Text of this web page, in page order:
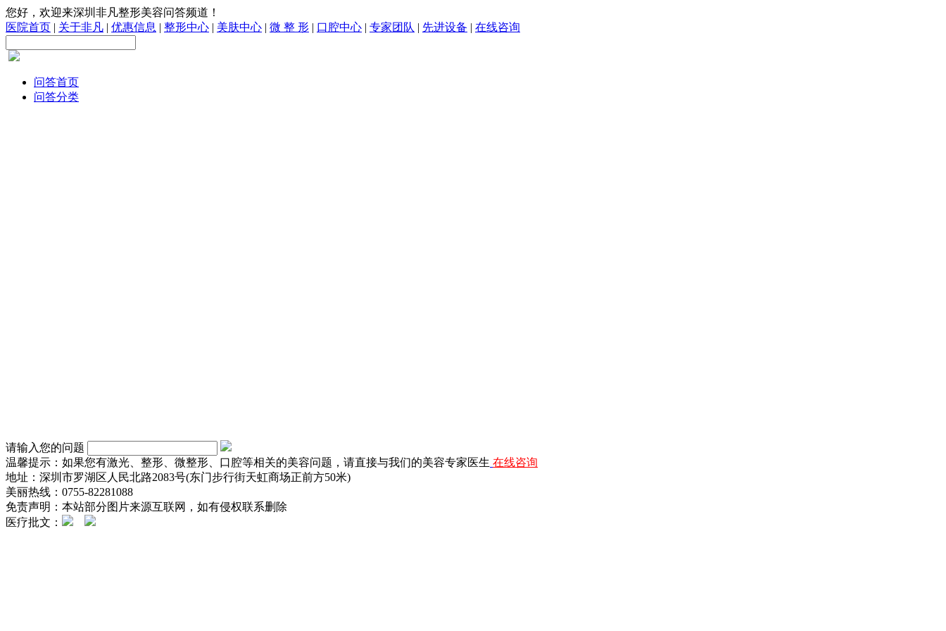
您好，欢迎来深圳非凡整形美容问答频道！
医院首页 | 关于非凡 | 优惠信息 | 整形中心 | 美肤中心 | 微 整 形 | 口腔中心 | 专家团队 | 先进设备 | 在线咨询
问答首页
问答分类
请输入您的问题
温馨提示：如果您有激光、整形、微整形、口腔等相关的美容问题，请直接与我们的美容专家医生 在线咨询
地址：深圳市罗湖区人民北路2083号(东门步行街天虹商场正前方50米)
美丽热线：0755-82281088
免责声明：本站部分图片来源互联网，如有侵权联系删除
医疗批文：